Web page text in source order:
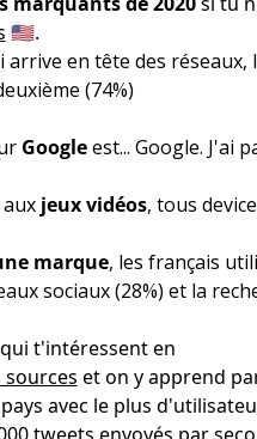
🇺🇸.
en tête des réseaux,
(74%)
Googleest... Google. J'ai
jeux vidéos, tous
marque, les français
sociaux (28%) et la
t'intéressent en
et on y apprend
avec le plus